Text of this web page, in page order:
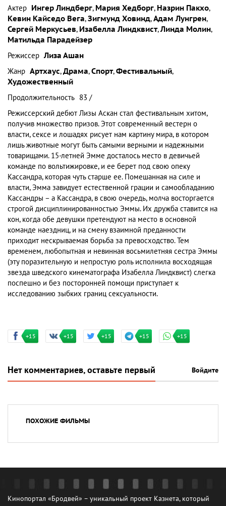
Актер Ингер Линдберг, Мария Хедборг, Назрин Пакхо,
Кевин Кайседо Вега,Зигмунд Ховинд,Адам Лунгрен,
Сергей Меркусьев, Изабелла Линдквист,Линда Молин,
Матильда Парадейзер
Режиссер Лиза Ашан
Жанр Артхаус,Драма,Спорт,Фестивальный,
Художественный
Продолжительность 83 /
Режиссерский дебют Лизы Аскан стал фестивальным хитом,
получив множество призов. Этот современный вестерн о
власти, сексе и лошадях рисует нам картину мира, в котором
лишь животные могут быть самыми верными и надежными
товарищами. 15-летней Эмме досталось место в девичьей
команде по вольтижировке, и ее берет под свою опеку
Кассандра, которая чуть старше ее. Помешанная на силе и
власти, Эмма завидует естественной грации и самообладанию
Кассандры – а Кассандра, в свою очередь, молча восторгается
строгой дисциплинированностью Эммы. Их дружба ставится на
кон, когда обе девушки претендуют на место в основной
команде наездниц, и на смену взаимной преданности
приходит нескрываемая борьба за превосходство. Тем
временем, любопытная и невинная восьмилетняя сестра Эммы
(эту поразительную и непростую роль исполнила восходящая
звезда шведского кинематографа Изабелла Линдквист) слегка
поспешно и без посторонней помощи приступает к
исследованию зыбких границ сексуальности.
+15 +15 +15 +15 +15
Нет комментариев, оставьте первый Войдите
ПОХОЖИЕ ФИЛЬМЫ
Кинопортал «Бродвей» – уникальный проект Казнета, который